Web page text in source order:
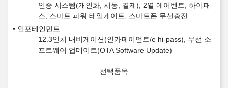
인증 시스템(개인화, 시동, 결제), 2열 에어벤트, 하이패
스, 스마트 파워 테일게이트, 스마트폰 무선충전
인포테인먼트
12.3인치 내비게이션(인카페이먼트/e hi-pass), 무선 소
프트웨어 업데이트(OTA Software Update)